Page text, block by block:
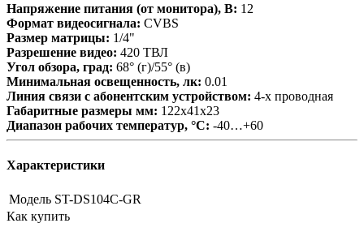
Напряжение питания (от монитора), В: 12
Формат видеосигнала: CVBS
Размер матрицы: 1/4"
Разрешение видео: 420 ТВЛ
Угол обзора, град: 68° (г)/55° (в)
Минимальная освещенность, лк: 0.01
Линия связи с абонентским устройством: 4-х проводная
Габаритные размеры мм: 122х41х23
Диапазон рабочих температур, °С: -40…+60
Характеристики
Модель ST-DS104С-GR
Как купить